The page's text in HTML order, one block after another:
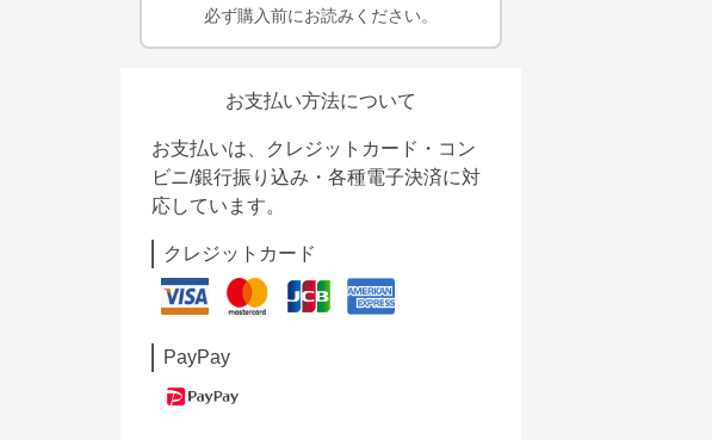
必ず購入前にお読みください。
お支払い方法について
お支払いは、クレジットカード・コン
ビニ/銀行振り込み・各種電子決済に対
応しています。
クレジットカード
PayPay